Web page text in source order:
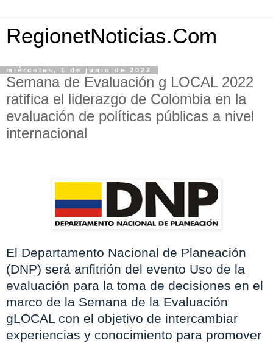
RegionetNoticias.Com
miércoles, 1 de junio de 2022
Semana de Evaluación g LOCAL 2022
ratifica el liderazgo de Colombia en la
evaluación de políticas públicas a nivel
internacional
El Departamento Nacional de Planeación
(DNP) será anfitrión del evento Uso de la
evaluación para la toma de decisiones en el
marco de la Semana de la Evaluación
gLOCAL con el objetivo de intercambiar
experiencias y conocimiento para promover